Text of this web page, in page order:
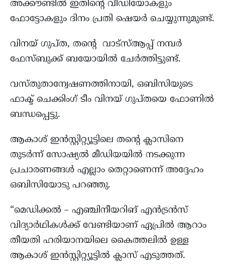
അക്കൗണ്ടിൽ ഇതിന്‍റെ വീഡിയോകളും
ഫോട്ടോകളും ദിനം പ്രതി ഷെയർ ചെയ്യുന്നുമുണ്ട്.
വിനയ് ഗുപ്ത, തൻ്റെ വാട്സ്ആപ്പ് നമ്പർ
ഫേസ്ബുക്ക് ബയോയിൽ ചേര്‍ത്തിട്ടുണ്ട്.
വസ്തുതാന്വേഷണത്തിനായി, ഒബിസിയുടെ
ഫാക്ട് ചെക്കിംഗ് ടീം വിനയ് ഗുപ്തയെ ഫോണിൽ
ബന്ധപ്പെട്ടു.
ആകാശ് ഇൻസ്റ്റിറ്റ്യൂട്ടിലെ തന്റെ ക്ലാസിനെ
തുടര്‍ന്ന് സോഷ്യല്‍ മീഡിയയില്‍ നടക്കുന്ന
പ്രചാരണങ്ങള്‍ എല്ലാം തെറ്റാണെന്ന് അദ്ദേഹം
ഒബിസിയോടു പറഞ്ഞു.
“മെഡിക്കൽ – എഞ്ചിനീയറിങ് എൻട്രൻസ്
വിദ്യാർഥികൾക്ക് വേണ്ടിയാണ് ഏപ്രിൽ ആറാം
തീയതി ഹരിയാനയിലെ കൈത്തലിൽ ഉള്ള
ആകാശ് ഇൻസ്റ്റിറ്റ്യൂട്ടിൽ ക്ലാസ് എടുത്തത്.